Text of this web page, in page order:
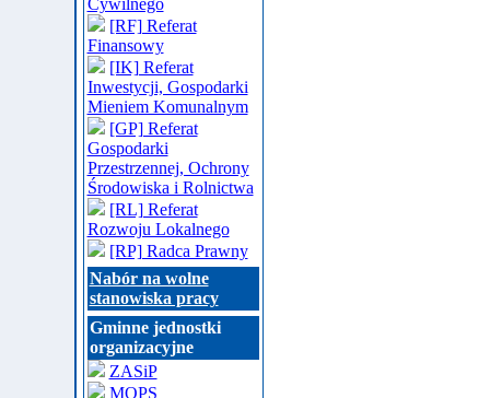
Cywilnego
[RF] Referat
Finansowy
[IK] Referat
Inwestycji, Gospodarki
Mieniem Komunalnym
[GP] Referat
Gospodarki
Przestrzennej, Ochrony
Środowiska i Rolnictwa
[RL] Referat
Rozwoju Lokalnego
[RP] Radca Prawny
Nabór na wolne
stanowiska pracy
Gminne jednostki
organizacyjne
ZASiP
MOPS